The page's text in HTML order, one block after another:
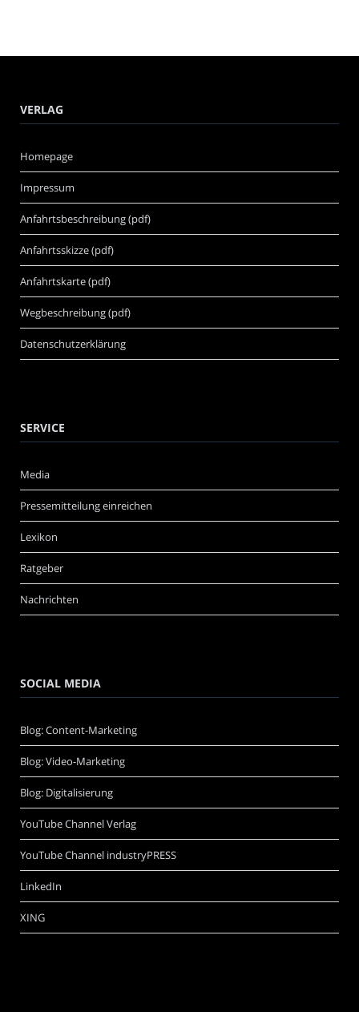
VERLAG
Homepage
Impressum
Anfahrtsbeschreibung (pdf)
Anfahrtsskizze (pdf)
Anfahrtskarte (pdf)
Wegbeschreibung (pdf)
Datenschutzerklärung
SERVICE
Media
Pressemitteilung einreichen
Lexikon
Ratgeber
Nachrichten
SOCIAL MEDIA
Blog: Content-Marketing
Blog: Video-Marketing
Blog: Digitalisierung
YouTube Channel Verlag
YouTube Channel industryPRESS
LinkedIn
XING